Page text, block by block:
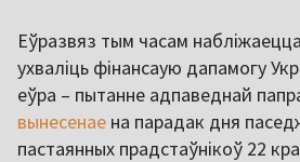
Еўразвяз тым часам
ухваліць фінансаую дапамогу
еўра – пытанне адпаведнай
вынесенае на парадак дня
пастаянных прадстаўнікоў 22